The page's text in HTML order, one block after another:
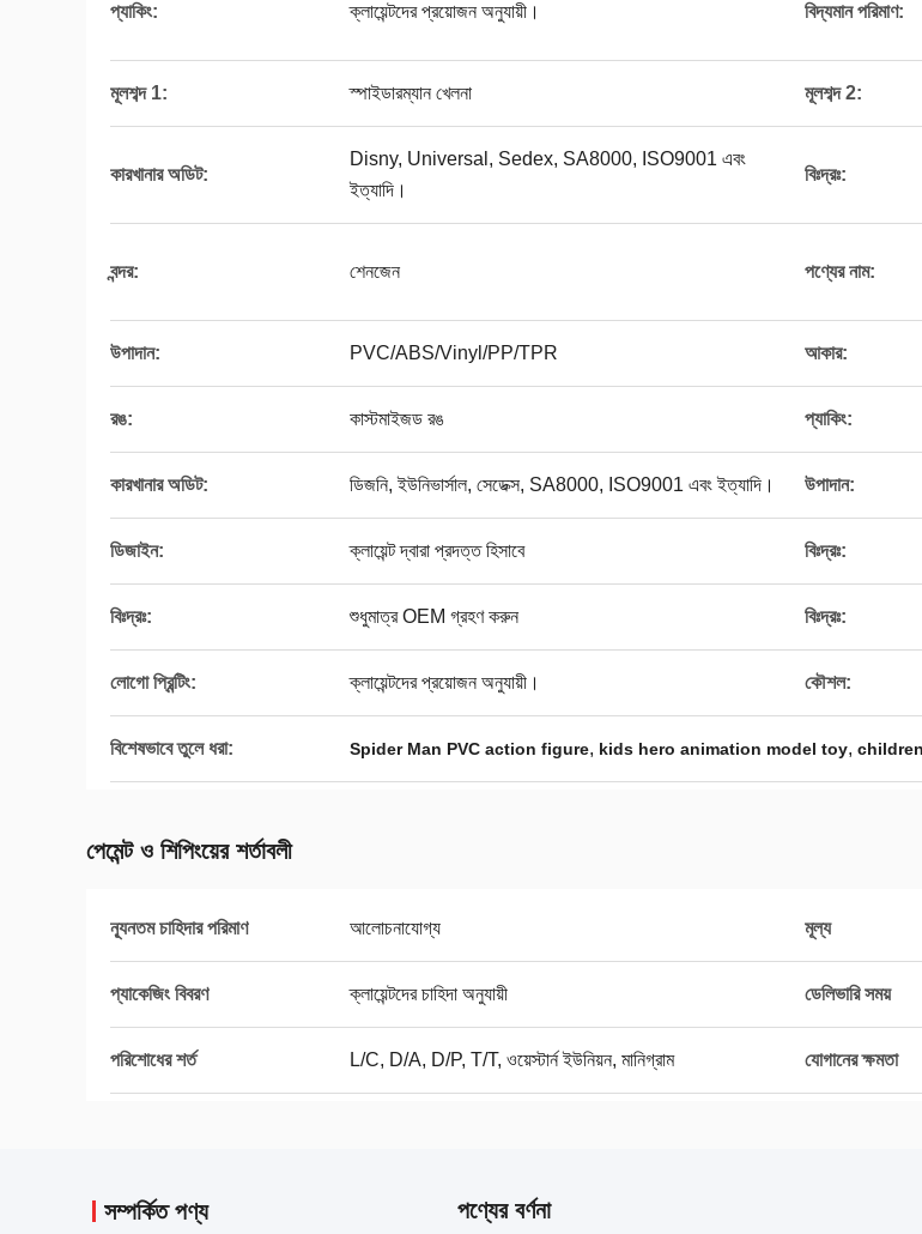
প্যাকিং: ক্লায়েন্টদের প্রয়োজন অনুযায়ী। বিদ্যমান পরিমাণ:
মূলশব্দ 1: স্পাইডারম্যান খেলনা মূলশব্দ 2:
কারখানার অডিট:
Disny, Universal, Sedex, SA8000, ISO9001 এবং
ইত্যাদি।
বিঃদ্রঃ:
বন্দর: শেনজেন পণ্যের নাম:
উপাদান: PVC/ABS/Vinyl/PP/TPR আকার:
রঙ: কাস্টমাইজড রঙ প্যাকিং:
কারখানার অডিট: ডিজনি, ইউনিভার্সাল, সেডেক্স, SA8000, ISO9001 এবং ইত্যাদি। উপাদান:
ডিজাইন: ক্লায়েন্ট দ্বারা প্রদত্ত হিসাবে বিঃদ্রঃ:
বিঃদ্রঃ: শুধুমাত্র OEM গ্রহণ করুন বিঃদ্রঃ:
লোগো প্রিন্টিং: ক্লায়েন্টদের প্রয়োজন অনুযায়ী। কৌশল:
বিশেষভাবে তুলে ধরা: Spider Man PVC action figure, kids hero animation model toy,
পেমেন্ট ও শিপিংয়ের শর্তাবলী
ন্যূনতম চাহিদার পরিমাণ আলোচনাযোগ্য মূল্য
প্যাকেজিং বিবরণ ক্লায়েন্টদের চাহিদা অনুযায়ী ডেলিভারি সময়
পরিশোধের শর্ত L/C, D/A, D/P, T/T, ওয়েস্টার্ন ইউনিয়ন, মানিগ্রাম যোগানের ক্ষমতা
সম্পর্কিত পণ্য পণ্যের বর্ণনা